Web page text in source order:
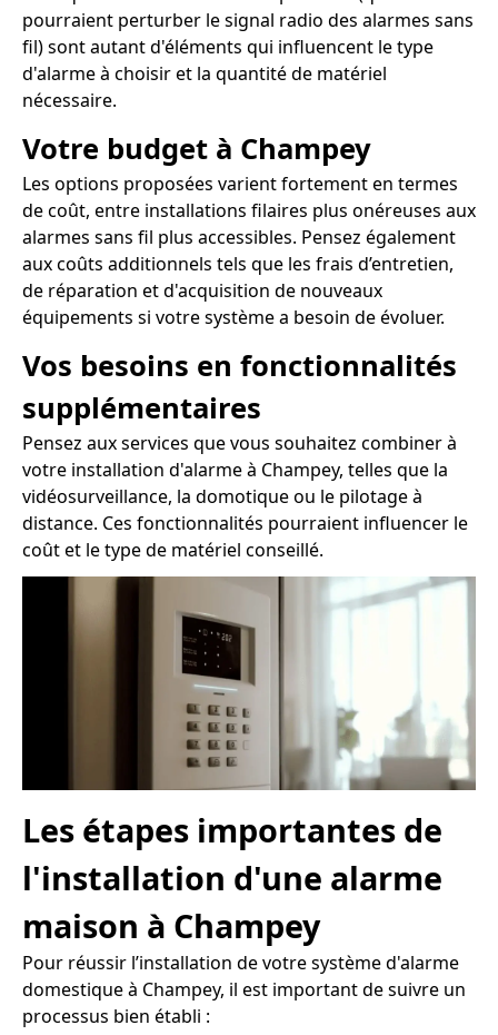
pourraient perturber le signal radio des alarmes sans
fil) sont autant d'éléments qui influencent le type
d'alarme à choisir et la quantité de matériel
nécessaire.
Votre budget à Champey
Les options proposées varient fortement en termes
de coût, entre installations filaires plus onéreuses aux
alarmes sans fil plus accessibles. Pensez également
aux coûts additionnels tels que les frais d’entretien,
de réparation et d'acquisition de nouveaux
équipements si votre système a besoin de évoluer.
Vos besoins en fonctionnalités
supplémentaires
Pensez aux services que vous souhaitez combiner à
votre installation d'alarme à Champey, telles que la
vidéosurveillance, la domotique ou le pilotage à
distance. Ces fonctionnalités pourraient influencer le
coût et le type de matériel conseillé.
Les étapes importantes de
l'installation d'une alarme
maison à Champey
Pour réussir l’installation de votre système d'alarme
domestique à Champey, il est important de suivre un
processus bien établi :